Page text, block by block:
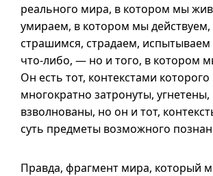
реального мира, в котором мы
умираем, в котором мы действуем,
страшимся, страдаем,
что-либо, — но и того, в котором
Он есть тот, контекстами
многократно затронуты, угнетены,
взволнованы, но он и тот,
суть предметы возможного
Правда, фрагмент мира, который